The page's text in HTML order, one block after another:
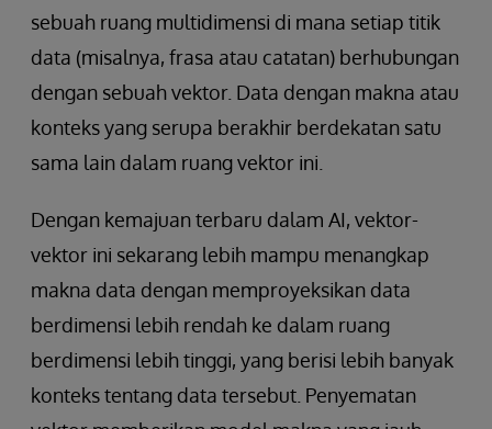
sebuah ruang multidimensi di mana setiap titik
data (misalnya, frasa atau catatan) berhubungan
dengan sebuah vektor. Data dengan makna atau
konteks yang serupa berakhir berdekatan satu
sama lain dalam ruang vektor ini.
Dengan kemajuan terbaru dalam AI, vektor-
vektor ini sekarang lebih mampu menangkap
makna data dengan memproyeksikan data
berdimensi lebih rendah ke dalam ruang
berdimensi lebih tinggi, yang berisi lebih banyak
konteks tentang data tersebut. Penyematan